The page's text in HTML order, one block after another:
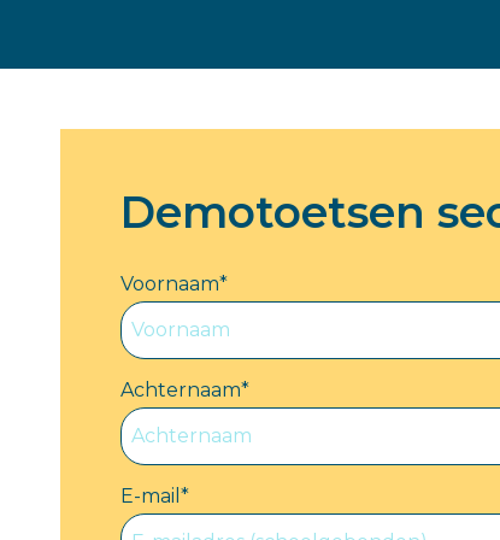
Basisonderwijs >>
Demotoetsen
Voornaam*
Achternaam*
E-mail *